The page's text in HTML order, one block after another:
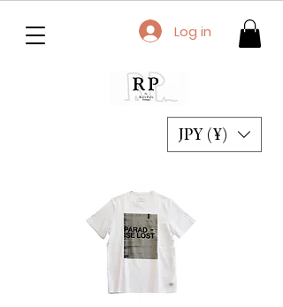
JPY (¥)
Log in